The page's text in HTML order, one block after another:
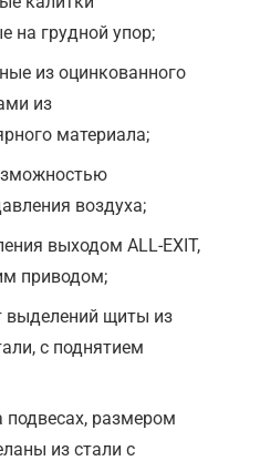
на грудной упор;
из оцинкованного
из
материала;
воздуха;
выходом ALL-EXIT,
приводом;
щиты из
с поднятием
размером
из стали с